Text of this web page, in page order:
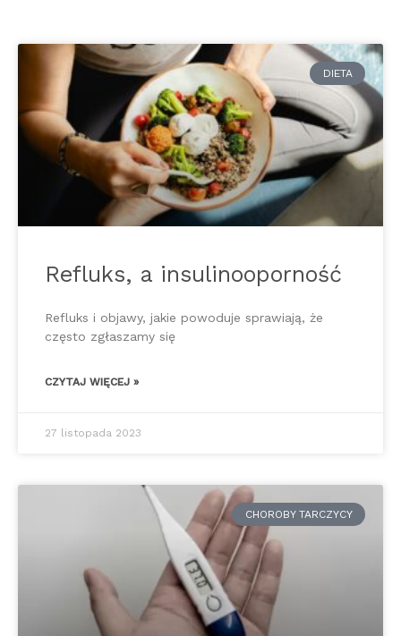
DIETA
Refluks, a insulinooporność
Refluks i objawy, jakie powoduje sprawiają, że
często zgłaszamy się
CZYTAJ WIĘCEJ »
27 listopada 2023
CHOROBY TARCZYCY